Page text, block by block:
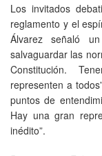
Los invitados
reglamento y el
Álvarez señaló
salvaguardar las
Constitución.
representen a
puntos de
Hay una gran
inédito”.